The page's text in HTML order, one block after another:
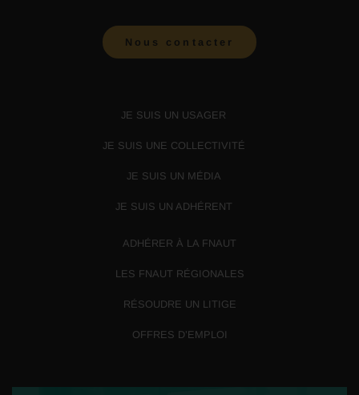
Nous contacter
JE SUIS UN USAGER
JE SUIS UNE COLLECTIVITÉ
JE SUIS UN MÉDIA
JE SUIS UN ADHÉRENT
ADHÉRER À LA FNAUT
LES FNAUT RÉGIONALES
RÉSOUDRE UN LITIGE
OFFRES D’EMPLOI